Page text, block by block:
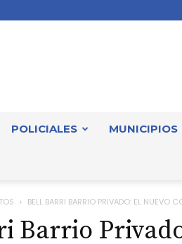
POLICIALES MUNICIPIOS
BELL BARRI BARRIO PRIVADO: EL NUEVO
Barrio